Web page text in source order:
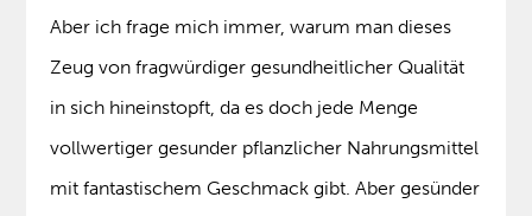
Aber ich frage mich immer, warum man dieses
Zeug von fragwürdiger gesundheitlicher Qualität
in sich hineinstopft, da es doch jede Menge
vollwertiger gesunder pflanzlicher Nahrungsmittel
mit fantastischem Geschmack gibt. Aber gesünder